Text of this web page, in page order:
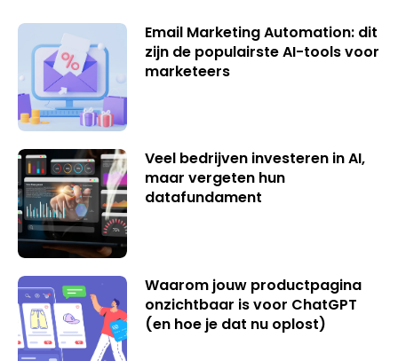
Email Marketing Automation: dit
zijn de populairste AI-tools voor
marketeers
Veel bedrijven investeren in AI,
maar vergeten hun
datafundament
Waarom jouw productpagina
onzichtbaar is voor ChatGPT
(en hoe je dat nu oplost)